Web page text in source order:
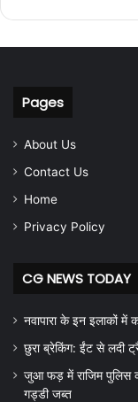
Pages
About Us
Contact Us
Home
Privacy Policy
CG NEWS TODAY
नवापारा के इन इलाकों में
छुरा ब्रेकिंग: ईंट से लदी
जुआ फड़ में राजिम पुलिस
गड्डी जब्त